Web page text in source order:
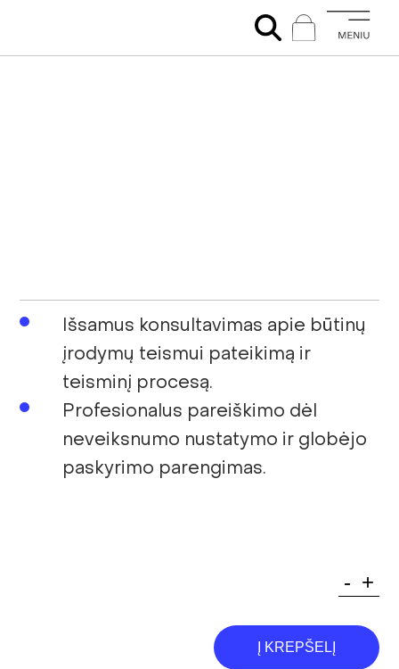
Išsamus konsultavimas apie būtinų
įrodymų teismui pateikimą ir
teisminį procesą.
Profesionalus pareiškimo dėl
neveiksnumo nustatymo ir globėjo
paskyrimo parengimas.
-
produkto
kiekis:
globėjo
+
Į KREPŠELĮ